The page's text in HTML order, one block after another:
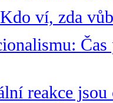
ví, zda
Čas
reakce